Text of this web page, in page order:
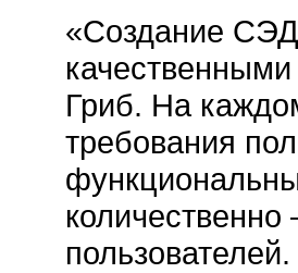
«Создание СЭД
Гриб. На
требования